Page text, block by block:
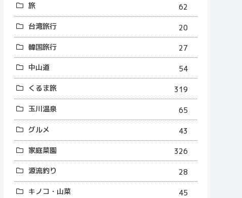
旅
62
台湾旅行
20
韓国旅行
27
中山道
54
くるま旅
319
玉川温泉
65
グルメ
43
家庭菜園
326
源流釣り
28
キノコ・山菜
45